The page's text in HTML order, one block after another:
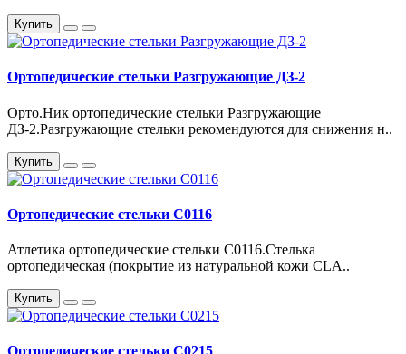
Купить
Ортопедические стельки Разгружающие ДЗ-2
Орто.Ник ортопедические стельки Разгружающие
ДЗ-2.Разгружающие стельки рекомендуются для снижения н..
Купить
Ортопедические стельки С0116
Атлетика ортопедические стельки С0116.Стелька
ортопедическая (покрытие из натуральной кожи CLA..
Купить